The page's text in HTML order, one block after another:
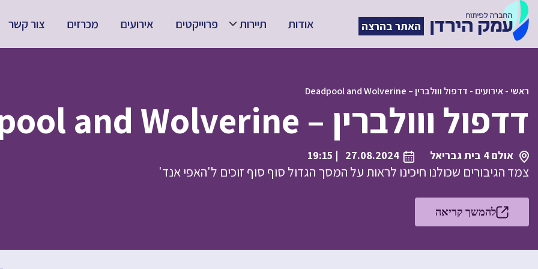
האתר בהרצה אודות תיירות פרוייקטים אירועים מכרזים צור קשר
ראשי-אירועים - דדפול ווולברין – Deadpool and Wolverine
דדפול ווולברין – Deadpool and Wolverine
אולם 4 בית גבריאל 27.08.2024
| 19:15
צמד הגיבורים שכולנו חיכינו לראות על המסך הגדול סוף סוף זוכים ל'האפי אנד'
להמשך קריאה